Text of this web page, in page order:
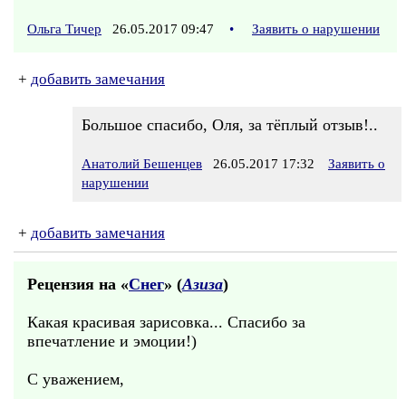
Ольга Тичер 26.05.2017 09:47 • Заявить о нарушении
+ добавить замечания
Большое спасибо, Оля, за тёплый отзыв!..
Анатолий Бешенцев 26.05.2017 17:32
Заявить о
нарушении
+ добавить замечания
Рецензия на «Снег» (Азиза)
Какая красивая зарисовка... Спасибо за
впечатление и эмоции!)
С уважением,